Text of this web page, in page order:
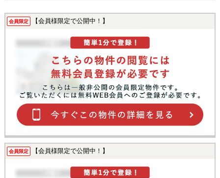
会員限定 【会員様限定で公開中！】
会員限定 【会員様限定で公開中！】